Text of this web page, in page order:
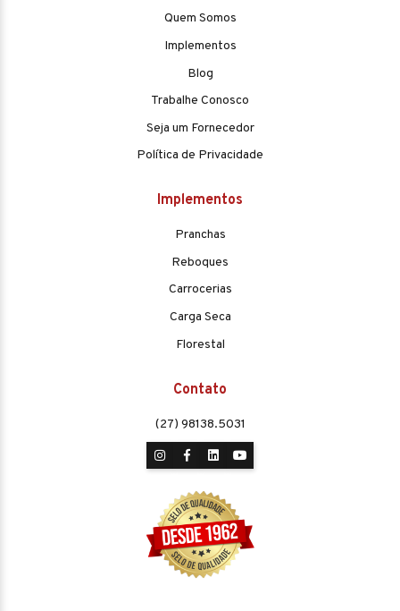
Quem Somos
Implementos
Blog
Trabalhe Conosco
Seja um Fornecedor
Política de Privacidade
Implementos
Pranchas
Reboques
Carrocerias
Carga Seca
Florestal
Contato
(27) 98138.5031